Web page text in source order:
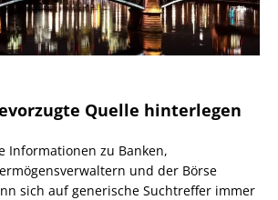
Quelle hinterlegen
Informationen zu Banken,
und der Börse
sich auf generische Suchtreffer immer